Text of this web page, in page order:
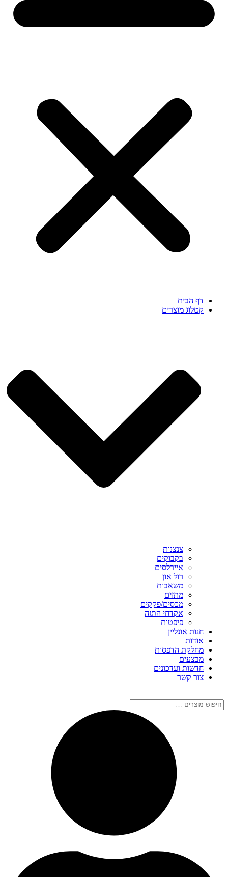
דף הבית
קטלוג מוצרים
צנצנות
בקבוקים
איירלסים
רול און
משאבות
מתזים
מכסים/פקקים
אקדחי התזה
פיפטות
חנות אונליין
אודות
מחלקת הדפסות
מבצעים
חדשות ועדכונים
צור קשר
חיפוש
מוצרים